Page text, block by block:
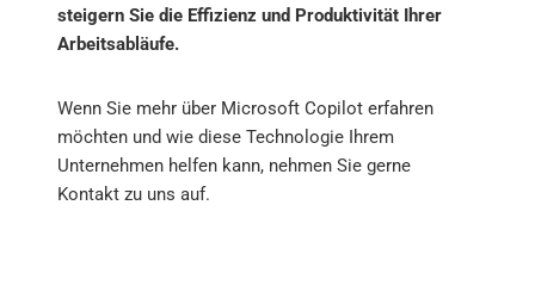
steigern Sie die Effizienz und Produktivität Ihrer
Arbeitsabläufe.
Wenn Sie mehr über Microsoft Copilot erfahren
möchten und wie diese Technologie Ihrem
Unternehmen helfen kann, nehmen Sie gerne
Kontakt zu uns auf.